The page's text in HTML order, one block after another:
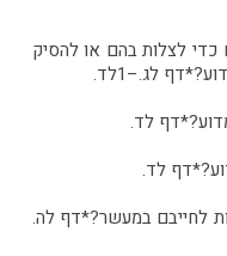
כדי לצלות בהם או להסיק
לג.–1לד.
לד.
לד.
לחייבם במעשר?*דף לה.